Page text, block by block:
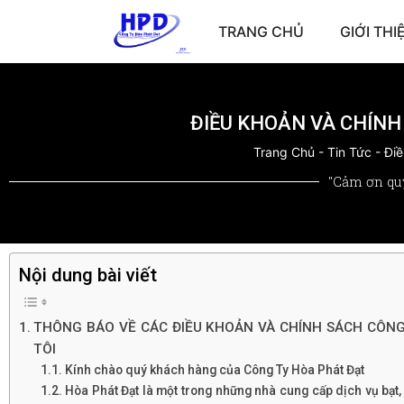
TRANG CHỦ GIỚI
ĐIỀU KHOẢN VÀ
Trang Chủ - Tin Tức -
"Cảm ơn
Nội dung bài viết
THÔNG BÁO VỀ CÁC ĐIỀU KHOẢN VÀ CHÍNH SÁCH
TÔI
Kính chào quý khách hàng của Công Ty Hòa Phát Đạt
Hòa Phát Đạt là một trong những nhà cung cấp dịch vụ